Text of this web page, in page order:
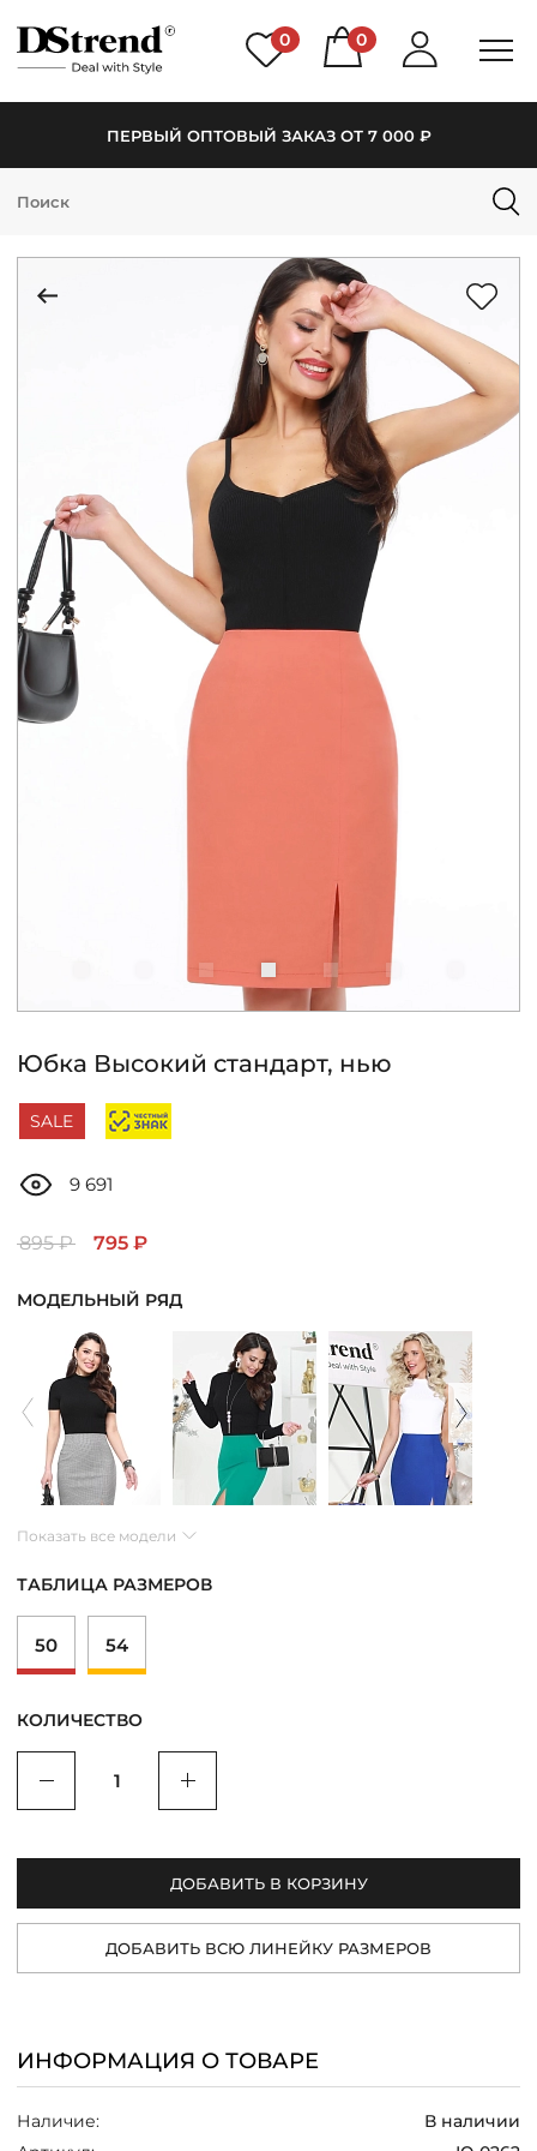
0 0
ПЕРВЫЙ ОПТОВЫЙ ЗАКАЗ ОТ 7 000 ₽
КАТАЛОГ
НОВИНКИ
АКЦИИ
КОНТАКТЫ
ЖУРНАЛ
О НАС
ЧАСТО ЗАДАВАЕМЫЕ ВОПРОСЫ
ОПТОВЫМ ПОКУПАТЕЛЯМ
РОЗНИЧНЫМ ПОКУПАТЕЛЯМ
+7 (800) 511-35-10
MANAGER@DSTREND.RU
ЗАКАЗАТЬ ЗВОНОК
Юбка Высокий стандарт, нью
SALE
9 691
895 ₽ 795 ₽
МОДЕЛЬНЫЙ РЯД
Показать все модели
ТАБЛИЦА РАЗМЕРОВ
50 54
КОЛИЧЕСТВО
Уменьшить Увеличить
ДОБАВИТЬ В КОРЗИНУ
ДОБАВИТЬ ВСЮ ЛИНЕЙКУ РАЗМЕРОВ
ИНФОРМАЦИЯ О ТОВАРЕ
Наличие:
В наличии